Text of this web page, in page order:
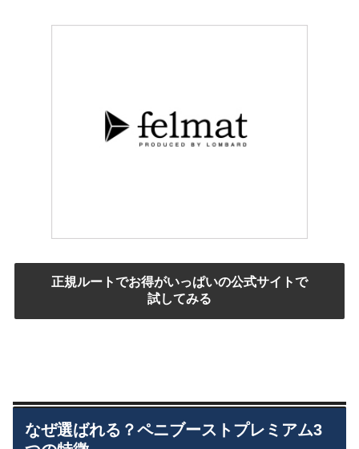
正規ルートでお得がいっぱいの公式サイトで
試してみる
なぜ選ばれる？ペニブーストプレミアム3